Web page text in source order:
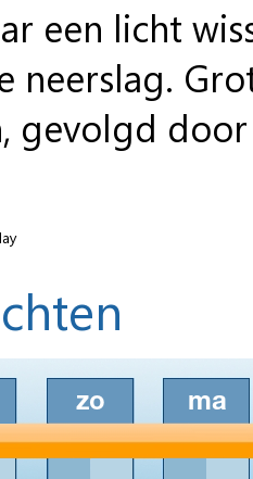
een licht
neerslag.
gevolgd